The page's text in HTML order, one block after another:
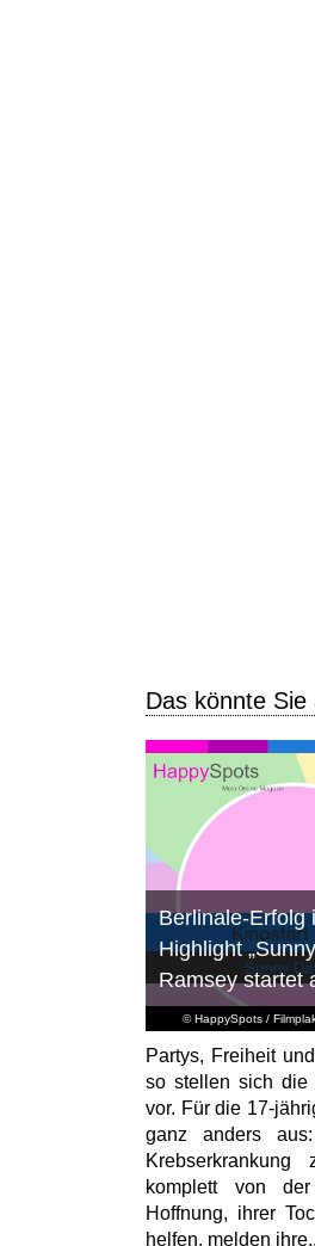
Das könnte
© HappySpots /
Berlinale-Erfolg
Highlight
Ramsey startet
Partys, Freiheit
so stellen sich die
vor. Für die 17-
ganz anders
komplett von
Hoffnung, ihrer
helfen, melden